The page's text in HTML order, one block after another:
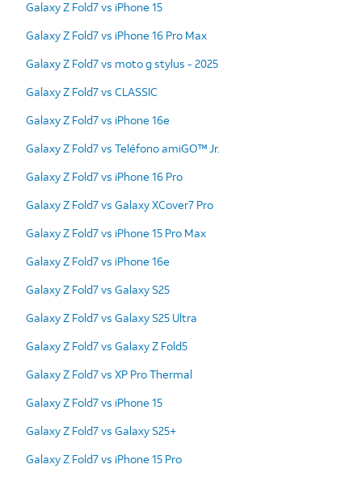
Galaxy Z Fold7 vs iPhone 15
Galaxy Z Fold7 vs iPhone 16 Pro Max
Galaxy Z Fold7 vs moto g stylus - 2025
Galaxy Z Fold7 vs CLASSIC
Galaxy Z Fold7 vs iPhone 16e
Galaxy Z Fold7 vs Teléfono amiGO™ Jr.
Galaxy Z Fold7 vs iPhone 16 Pro
Galaxy Z Fold7 vs Galaxy XCover7 Pro
Galaxy Z Fold7 vs iPhone 15 Pro Max
Galaxy Z Fold7 vs iPhone 16e
Galaxy Z Fold7 vs Galaxy S25
Galaxy Z Fold7 vs Galaxy S25 Ultra
Galaxy Z Fold7 vs Galaxy Z Fold5
Galaxy Z Fold7 vs XP Pro Thermal
Galaxy Z Fold7 vs iPhone 15
Galaxy Z Fold7 vs Galaxy S25+
Galaxy Z Fold7 vs iPhone 15 Pro